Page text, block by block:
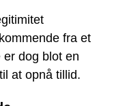
fra et
er dog blot en
at opnå tillid.